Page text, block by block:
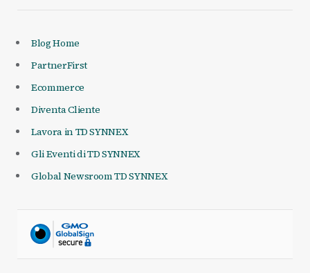
Blog Home
PartnerFirst
Ecommerce
Diventa Cliente
Lavora in TD SYNNEX
Gli Eventi di TD SYNNEX
Global Newsroom TD SYNNEX